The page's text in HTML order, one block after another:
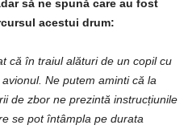
să ne spună care au fost
acestui drum:
că în traiul alături de un copil cu
Ne putem aminti că la
de zbor ne prezintă instrucțiunile
se pot întâmpla pe durata